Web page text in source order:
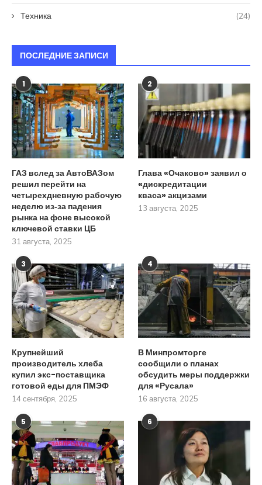
Техника (24)
ПОСЛЕДНИЕ ЗАПИСИ
1
ГАЗ вслед за АвтоВАЗом
решил перейти на
четырехдневную рабочую
неделю из‑за падения
рынка на фоне высокой
ключевой ставки ЦБ
31 августа, 2025
2
Глава «Очаково» заявил о
«дискредитации
кваса» акцизами
13 августа, 2025
3
Крупнейший
производитель хлеба
купил экс-поставщика
готовой еды для ПМЭФ
14 сентября, 2025
4
В Минпромторге
сообщили о планах
обсудить меры поддержки
для «Русала»
16 августа, 2025
5 6